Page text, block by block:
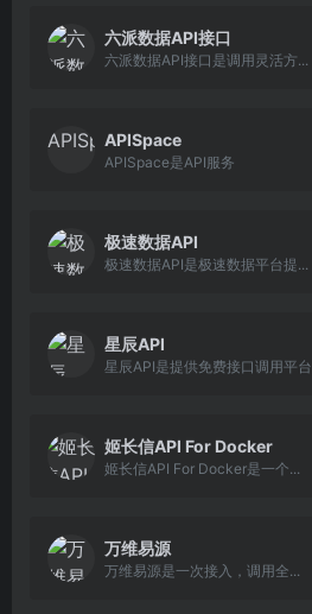
六派数据API接口
六派数据API接口是调用灵活方...
APISpace
APISpace是API服务
极速数据API
极速数据API是极速数据平台提...
星辰API
星辰API是提供免费接口调用平台
姬长信API For Docker
姬长信API For Docker是一个...
万维易源
万维易源是一次接入，调用全...